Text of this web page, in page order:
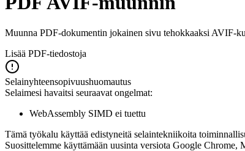
Pikahaku työkaluihin
Muunna PDF-dokumentin jokainen sivu tehokkaaksi AVIF-
Lisää PDF-tiedostoja
Selainyhteensopivuushuomautus
Selaimesi havaitsi seuraavat ongelmat:
WebAssembly SIMD ei tuettu
Tämä työkalu käyttää edistyneitä selaintekniikoita
Suosittelemme käyttämään uusinta versiota Google